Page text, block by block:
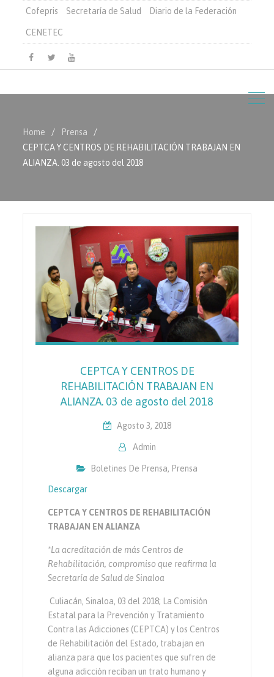
Cofepris Secretaría de Salud Diario de la Federación
CENETEC
Facebook
TwitterYoutube
Home
Prensa
CEPTCA Y CENTROS DE REHABILITACIÓN TRABAJAN EN
ALIANZA. 03 de agosto del 2018
CEPTCA Y CENTROS DE
REHABILITACIÓN TRABAJAN EN
ALIANZA. 03 de agosto del 2018
Agosto 3, 2018
Admin
Boletines De Prensa, Prensa
Descargar
CEPTCA Y CENTROS DE REHABILITACIÓN
TRABAJAN EN ALIANZA
*La acreditación de más Centros de
Rehabilitación, compromiso que reafirma la
Secretaría de Salud de Sinaloa
Culiacán, Sinaloa, 03 del 2018; La Comisión
Estatal para la Prevención y Tratamiento
Contra las Adicciones (CEPTCA) y los Centros
de Rehabilitación del Estado, trabajan en
alianza para que los pacientes que sufren de
alguna adicción reciban un trato humano y